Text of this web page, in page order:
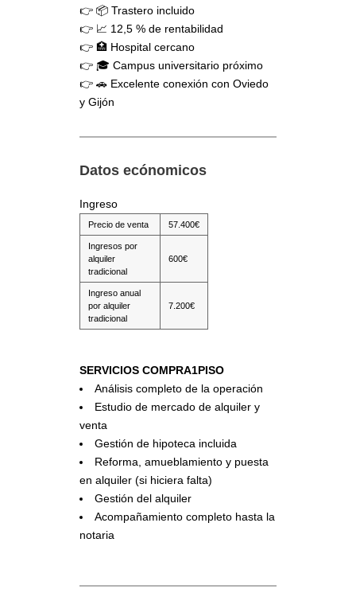
👉 📦 Trastero incluido
👉 📈 12,5 % de rentabilidad
👉 🏥 Hospital cercano
👉 🎓 Campus universitario próximo
👉 🚗 Excelente conexión con Oviedo
y Gijón
Datos ecónomicos
Ingreso
Precio de venta 57.400€
Ingresos por
alquiler
tradicional
600€
Ingreso anual
por alquiler
tradicional
7.200€
SERVICIOS COMPRA1PISO
Análisis completo de la operación
Estudio de mercado de alquiler y
venta
Gestión de hipoteca incluida
Reforma, amueblamiento y puesta
en alquiler (si hiciera falta)
Gestión del alquiler
Acompañamiento completo hasta la
notaria